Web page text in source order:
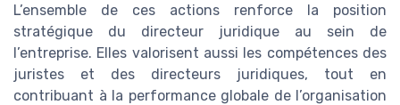
L’ensemble de ces actions renforce la position
stratégique du directeur juridique au sein de
l’entreprise. Elles valorisent aussi les compétences des
juristes et des directeurs juridiques, tout en
contribuant à la performance globale de l’organisation